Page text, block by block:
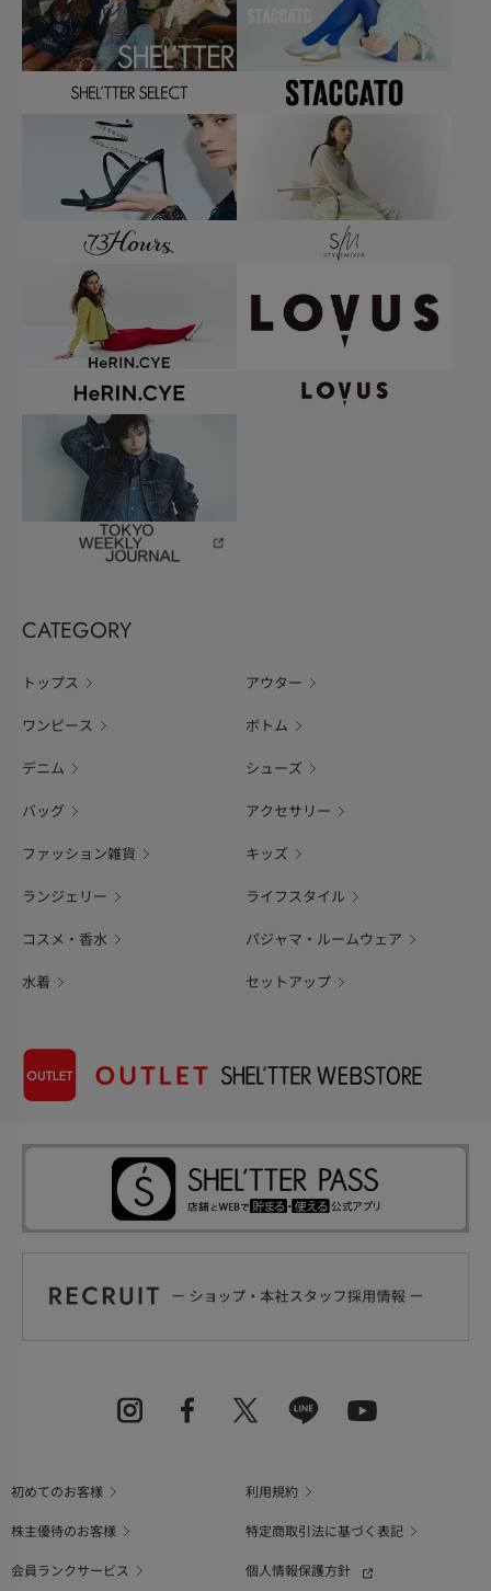
CATEGORY
トップス アウター
ワンピース ボトム
デニム シューズ
バッグ アクセサリー
ファッション雑貨 キッズ
ランジェリー ライフスタイル
コスメ・香水 パジャマ・ルームウェア
水着 セットアップ
初めてのお客様
利用規約
株主優待のお客様
特定商取引法に基づく表記
会員ランクサービス
個人情報保護方針